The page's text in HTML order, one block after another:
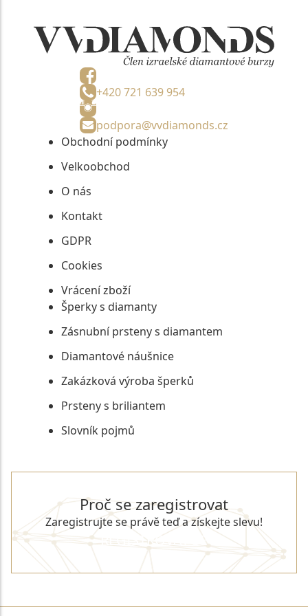
+420 721 639 954
podpora@vvdiamonds.cz
Obchodní podmínky
Velkoobchod
O nás
Kontakt
GDPR
Cookies
Vrácení zboží
Šperky s diamanty
Zásnubní prsteny s diamantem
Diamantové náušnice
Zakázková výroba šperků
Prsteny s briliantem
Slovník pojmů
Proč se zaregistrovat
Zaregistrujte se právě teď a získejte slevu!
REGISTROVAT SE